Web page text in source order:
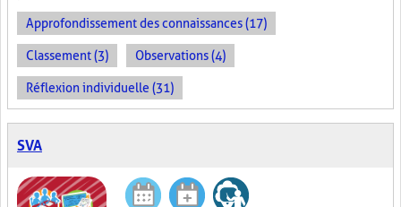
Approfondissement des connaissances (17)
Classement (3) Observations (4)
Réflexion individuelle (31)
SVA